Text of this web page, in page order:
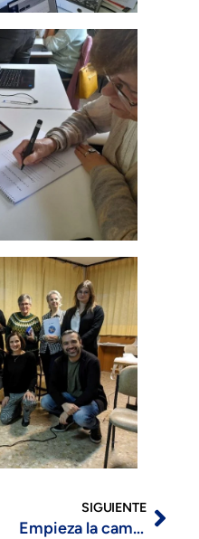
SIGUIENTE
Empieza la campaña «Por Diez Razones» enfocada en el abordaje de las conductas suicidas en Extremadura